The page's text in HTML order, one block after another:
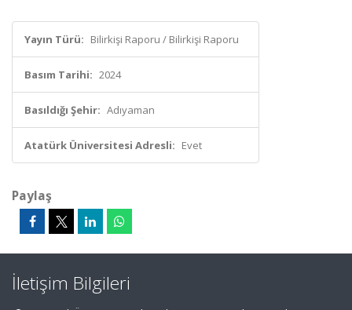
Yayın Türü: Bilirkişi Raporu / Bilirkişi Raporu
Basım Tarihi: 2024
Basıldığı Şehir: Adıyaman
Atatürk Üniversitesi Adresli: Evet
Paylaş
İletişim Bilgileri